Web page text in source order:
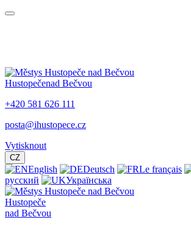
Hustopečenad Bečvou
+420 581 626 111
posta@ihustopece.cz
Vytisknout
CZ
English Deutsch Le français
русский
Українська
Hustopeče
nad Bečvou